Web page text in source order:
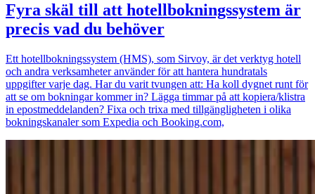
Fyra skäl till att hotellbokningssystem är
precis vad du behöver
Ett hotellbokningssystem (HMS), som Sirvoy, är det verktyg hotell
och andra verksamheter använder för att hantera hundratals
uppgifter varje dag. Har du varit tvungen att: Ha koll dygnet runt för
att se om bokningar kommer in? Lägga timmar på att kopiera/klistra
in epostmeddelanden? Fixa och trixa med tillgängligheten i olika
bokningskanaler som Expedia och Booking.com,